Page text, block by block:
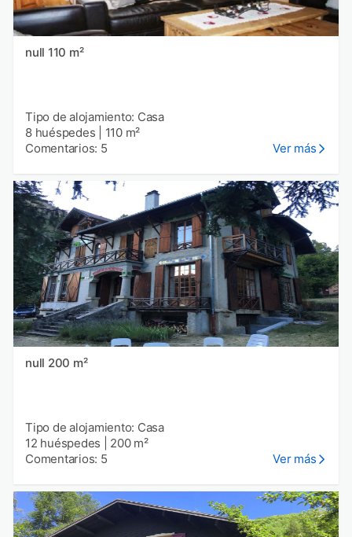
null 110 m²
Tipo de alojamiento: Casa
8 huéspedes
110 m²
Comentarios: 5
Ver más
null 200 m²
Tipo de alojamiento: Casa
12 huéspedes
200 m²
Comentarios: 5
Ver más